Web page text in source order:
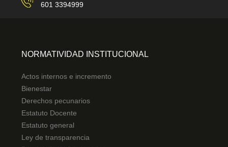
601 3394999
NORMATIVIDAD INSTITUCIONAL
Actos internos e incremento
Bienestar
Derechos pecunarios
Estatuto Docente
Estatuto general
Ley de transparencia